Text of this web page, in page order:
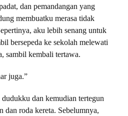
dan pemandangan yang
membuatku merasa tidak
aku lebih senang untuk
bersepeda ke sekolah melewati
sambil kembali tertawa.
juga.”
dan kemudian tertegun
dan roda kereta. Sebelumnya,